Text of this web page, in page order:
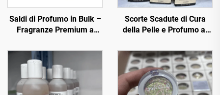
Saldi di Profumo in Bulk –
Fragranze Premium a
Scorte Scadute di Cura
della Pelle e Profumo al
a Prezzi Scontati per E-
commerce, Spa e
Rivenditori